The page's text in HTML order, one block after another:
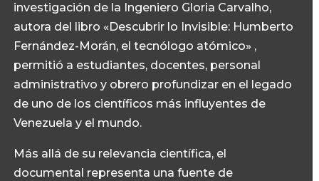
investigación de la Ingeniero Gloria Carvalho,
autora del libro «Descubrir lo Invisible: Humberto
Fernández-Morán, el tecnólogo atómico» ,
permitió a estudiantes, docentes, personal
administrativo y obrero profundizar en el legado
de uno de los científicos más influyentes de
Venezuela y el mundo.
Más allá de su relevancia científica, el
documental representa una fuente de